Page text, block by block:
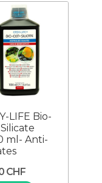
LIFE Bio-
ml- Anti-
CHF